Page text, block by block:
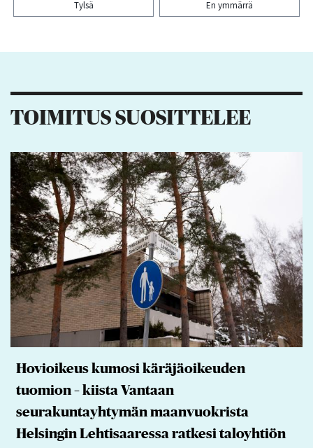
Tylsä En ymmärrä
TOIMITUS SUOSITTELEE
Hovioikeus kumosi käräjäoikeuden
tuomion – kiista Vantaan
seurakuntayhtymän maanvuokrista
Helsingin Lehtisaaressa ratkesi taloyhtiön